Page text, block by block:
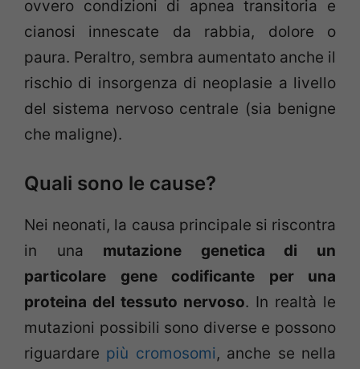
ovvero condizioni di apnea transitoria e
cianosi innescate da rabbia, dolore o
paura. Peraltro, sembra aumentato anche il
rischio di insorgenza di neoplasie a livello
del sistema nervoso centrale (sia benigne
che maligne).
Quali sono le cause?
Nei neonati, la causa principale si riscontra
in una mutazione genetica di un
particolare gene codificante per una
proteina del tessuto nervoso. In realtà le
mutazioni possibili sono diverse e possono
riguardare più cromosomi, anche se nella